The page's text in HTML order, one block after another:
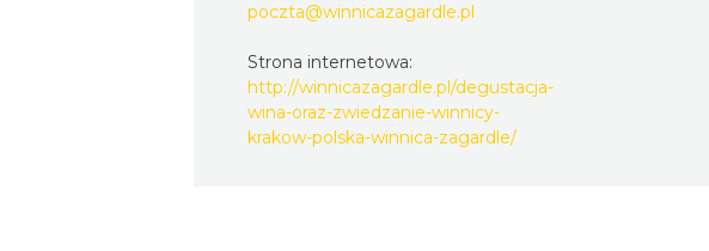
poczta@winnicazagardle.pl
Strona internetowa:
http://winnicazagardle.pl/degustacja-
wina-oraz-zwiedzanie-winnicy-
krakow-polska-winnica-zagardle/